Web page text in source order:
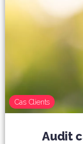
Cas Clients
Audit